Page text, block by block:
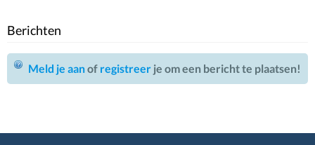
Berichten
Meld je aanof registreer je om een bericht te plaatsen!